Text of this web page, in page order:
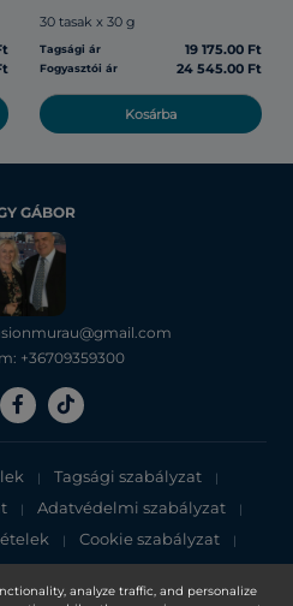
analyze traffic, and personalize
30 tasak x 30 g
Tagsági ár 19 175.00 Ft
Fogyasztói ár 24 545.00 Ft
Kosárba
GÁBOR
+36709359300
| Tagsági szabályzat |
| Adatvédelmi szabályzat |
| Cookie szabályzat |
tájékoztató